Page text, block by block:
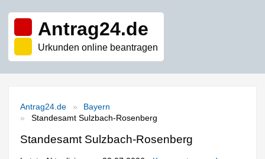
Antrag24.de
Urkunden online beantragen
Antrag24.de
Bayern
Standesamt Sulzbach-Rosenberg
Standesamt Sulzbach-Rosenberg